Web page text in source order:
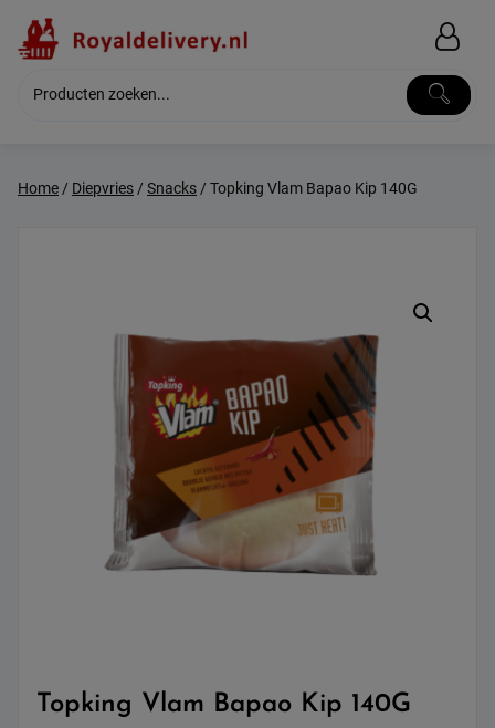
content
Home/ Diepvries/ Snacks/ Topking Vlam Bapao Kip 140G
Topking Vlam Bapao Kip 140G